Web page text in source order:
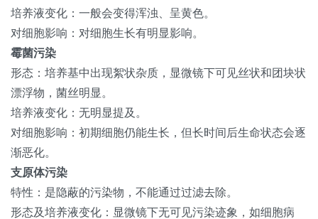
培养液变化：一般会变得浑浊、呈黄色。
对细胞影响：对细胞生长有明显影响。
霉菌污染
形态：培养基中出现絮状杂质，显微镜下可见丝状和团块状
漂浮物，菌丝明显。
培养液变化：无明显提及。
对细胞影响：初期细胞仍能生长，但长时间后生命状态会逐
渐恶化。
支原体污染
特性：是隐蔽的污染物，不能通过过滤去除。
形态及培养液变化：显微镜下无可见污染迹象，如细胞病